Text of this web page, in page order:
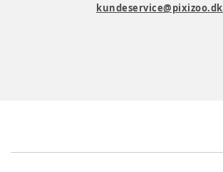
kundeservice@pixizoo.dk